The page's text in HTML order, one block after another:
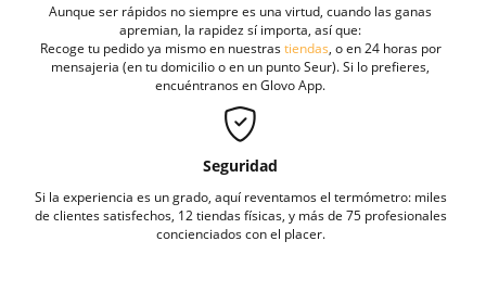
Aunque ser rápidos no siempre es una virtud, cuando las ganas
apremian, la rapidez sí importa, así que:
Recoge tu pedido ya mismo en nuestrastiendas , o en 24 horas por
mensajeria (en tu domicilio o en un punto Seur). Si lo prefieres,
encuéntranos en Glovo App.
Seguridad
Si la experiencia es un grado, aquí reventamos el termómetro: miles
de clientes satisfechos, 12 tiendas físicas, y más de 75 profesionales
concienciados con el placer.